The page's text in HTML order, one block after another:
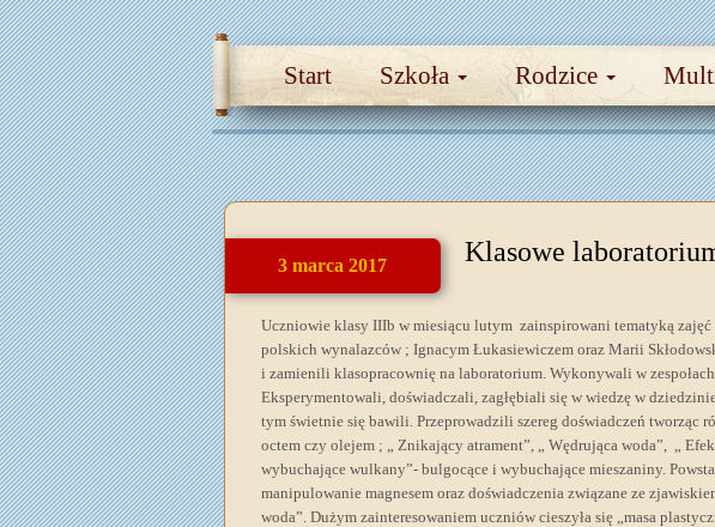
Start Szkoła Rodzice
3 marca 2017 Klasowe
Uczniowie klasy IIIb w miesiącu lutym zainspirowani tematyką
polskich wynalazców ; Ignacym Łukasiewiczem oraz Marii
i zamienili klasopracownię na laboratorium. Wykonywali w
Eksperymentowali, doświadczali, zagłębiali się w wiedzę w
tym świetnie się bawili. Przeprowadzili szereg doświadczeń tworząc
octem czy olejem ; „ Znikający atrament”, „ Wędrująca woda”, „
wybuchające wulkany”- bulgocące i wybuchające mieszaniny.
manipulowanie magnesem oraz doświadczenia związane ze
woda”. Dużym zainteresowaniem uczniów cieszyła się „masa